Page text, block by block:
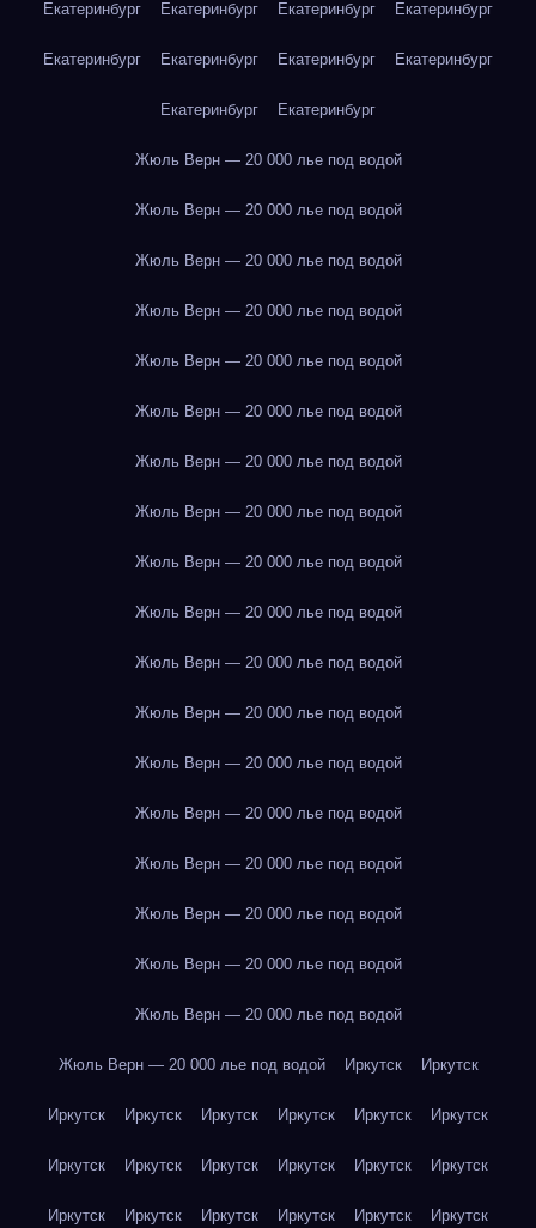
Екатеринбург Екатеринбург Екатеринбург Екатеринбург
Екатеринбург Екатеринбург Екатеринбург Екатеринбург
Екатеринбург Екатеринбург
Жюль Верн — 20 000 лье под водой
Жюль Верн — 20 000 лье под водой
Жюль Верн — 20 000 лье под водой
Жюль Верн — 20 000 лье под водой
Жюль Верн — 20 000 лье под водой
Жюль Верн — 20 000 лье под водой
Жюль Верн — 20 000 лье под водой
Жюль Верн — 20 000 лье под водой
Жюль Верн — 20 000 лье под водой
Жюль Верн — 20 000 лье под водой
Жюль Верн — 20 000 лье под водой
Жюль Верн — 20 000 лье под водой
Жюль Верн — 20 000 лье под водой
Жюль Верн — 20 000 лье под водой
Жюль Верн — 20 000 лье под водой
Жюль Верн — 20 000 лье под водой
Жюль Верн — 20 000 лье под водой
Жюль Верн — 20 000 лье под водой
Жюль Верн — 20 000 лье под водой Иркутск Иркутск
Иркутск Иркутск Иркутск Иркутск Иркутск Иркутск
Иркутск Иркутск Иркутск Иркутск Иркутск Иркутск
Иркутск Иркутск Иркутск Иркутск Иркутск Иркутск